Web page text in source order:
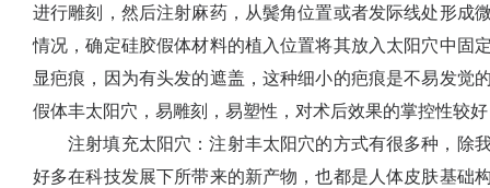
进行雕刻，然后注射麻药，从鬓角位置或者发际线处形成
情况，确定硅胶假体材料的植入位置将其放入太阳穴中固
显疤痕，因为有头发的遮盖，这种细小的疤痕是不易发觉
假体丰太阳穴，易雕刻，易塑性，对术后效果的掌控性较
注射填充太阳穴：注射丰太阳穴的方式有很多种，除
好多在科技发展下所带来的新产物，也都是人体皮肤基础